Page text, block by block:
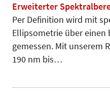
Erweiterter
Per Definition wird mit
Ellipsometrie über einen
gemessen. Mit unserem
190 nm bis…